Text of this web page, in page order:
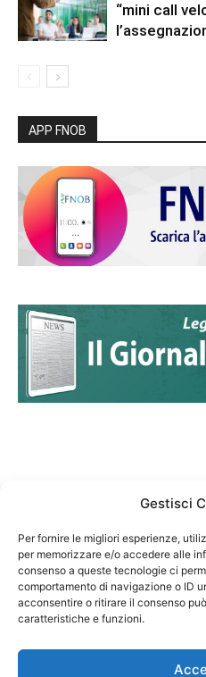
Gestisci
Per fornire le migliori esperienze,
per memorizzare e/o accedere alle
consenso a queste tecnologie ci
comportamento di navigazione o ID
acconsentire o ritirare il consenso
caratteristiche e funzioni.
“mini call
APP FNOB
Federazione Nazionale
codice fiscale
Responsabile sito